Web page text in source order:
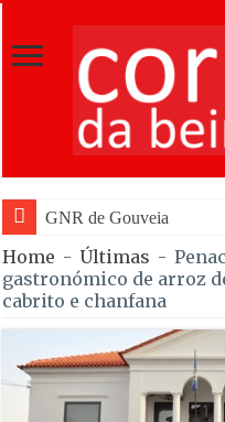
GNR de Gouveia
Home - Últimas -
gastronómico de arroz
cabrito e chanfana